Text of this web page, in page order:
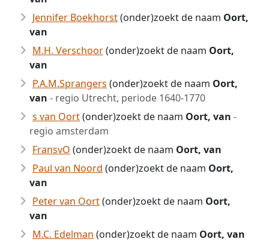
Jennifer Boekhorst(onder)zoekt de naam Oort,
van
M.H. Verschoor(onder)zoekt de naam Oort,
van
P.A.M.Sprangers (onder)zoekt de naam Oort,
van - regio Utrecht, periode 1640-1770
s van Oort(onder)zoekt de naam Oort, van -
regio amsterdam
FransvO (onder)zoekt de naam Oort, van
Paul van Noord (onder)zoekt de naam Oort,
van
Peter van Oort(onder)zoekt de naam Oort,
van
M.C. Edelman (onder)zoekt de naam Oort, van